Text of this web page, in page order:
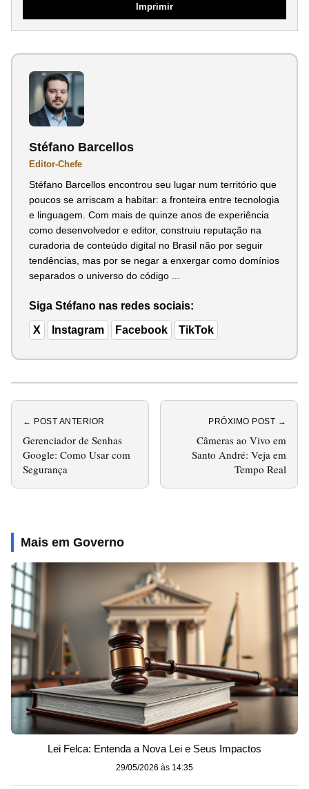
Imprimir
Stéfano Barcellos
Editor-Chefe
Stéfano Barcellos encontrou seu lugar num território que
poucos se arriscam a habitar: a fronteira entre tecnologia
e linguagem. Com mais de quinze anos de experiência
como desenvolvedor e editor, construiu reputação na
curadoria de conteúdo digital no Brasil não por seguir
tendências, mas por se negar a enxergar como domínios
separados o universo do código ...
Siga Stéfano nas redes sociais:
X Instagram Facebook TikTok
← POST ANTERIOR
Gerenciador de Senhas
Google: Como Usar com
Segurança
PRÓXIMO POST →
Câmeras ao Vivo em
Santo André: Veja em
Tempo Real
Mais em Governo
Lei Felca: Entenda a Nova Lei e Seus Impactos
29/05/2026 às 14:35